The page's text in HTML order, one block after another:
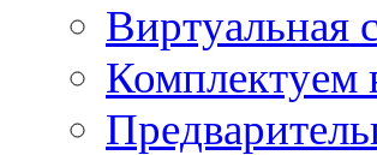
Виртуальная
Комплектуем